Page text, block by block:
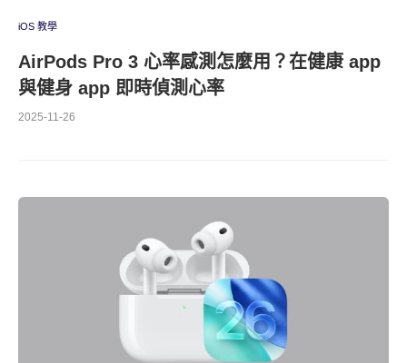
iOS 教學
AirPods Pro 3 心率感測怎麼用？在健康 app
與健身 app 即時偵測心率
2025-11-26